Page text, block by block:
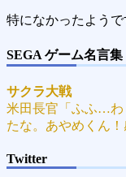
特になかったようで
SEGA ゲーム名言集
サクラ大戦
米田長官「ふふ…わ
たな。あやめくん！
Twitter